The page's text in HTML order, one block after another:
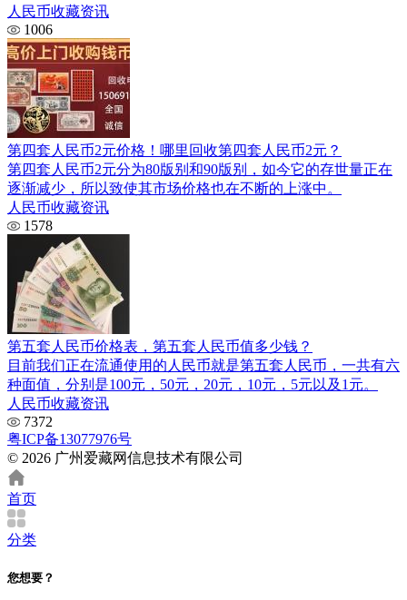
人民币收藏资讯
1006
第四套人民币2元价格！哪里回收第四套人民币2元？
第四套人民币2元分为80版别和90版别，如今它的存世量正在
逐渐减少，所以致使其市场价格也在不断的上涨中。
人民币收藏资讯
1578
第五套人民币价格表，第五套人民币值多少钱？
目前我们正在流通使用的人民币就是第五套人民币，一共有六
种面值，分别是100元，50元，20元，10元，5元以及1元。
人民币收藏资讯
7372
粤ICP备13077976号
© 2026 广州爱藏网信息技术有限公司
首页
分类
您想要？